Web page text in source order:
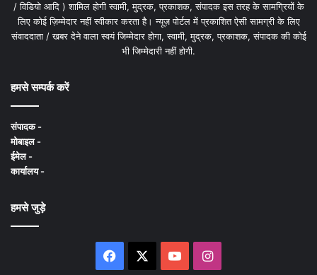
/ विडियो आदि ) शामिल होगी स्वामी, मुद्रक, प्रकाशक, संपादक इस तरह के सामग्रियों के
लिए कोई ज़िम्मेदार नहीं स्वीकार करता है। न्यूज़ पोर्टल में प्रकाशित ऐसी सामग्री के लिए
संवाददाता / खबर देने वाला स्वयं जिम्मेदार होगा, स्वामी, मुद्रक, प्रकाशक, संपादक की कोई
भी जिम्मेदारी नहीं होगी.
हमसे सम्पर्क करें
संपादक -
मोबाइल -
ईमेल -
कार्यालय -
हमसे जुड़े
Facebook YouTubeInstagram